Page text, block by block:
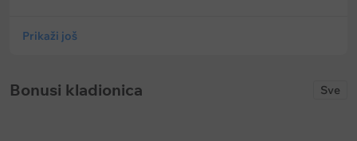
Prikaži još
Bonusi kladionica Sve